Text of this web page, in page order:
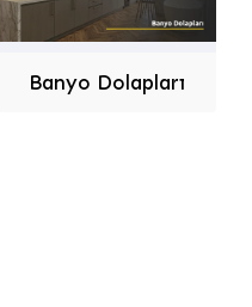
Banyo Dolapları